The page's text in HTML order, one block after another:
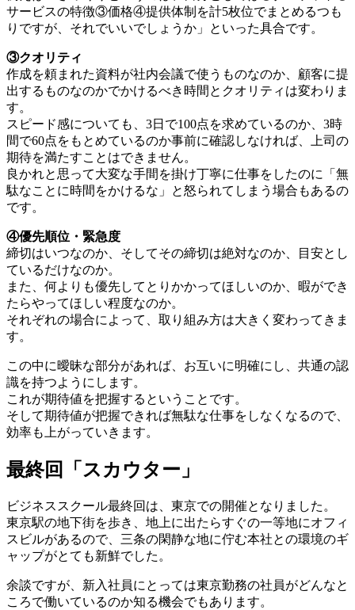
サービスの特徴③価格④提供体制を計5枚位でまとめるつも
りですが、それでいいでしょうか」といった具合です。
③クオリティ
作成を頼まれた資料が社内会議で使うものなのか、顧客に提
出するものなのかでかけるべき時間とクオリティは変わりま
す。
スピード感についても、3日で100点を求めているのか、3時
間で60点をもとめているのか事前に確認しなければ、上司の
期待を満たすことはできません。
良かれと思って大変な手間を掛け丁寧に仕事をしたのに「無
駄なことに時間をかけるな」と怒られてしまう場合もあるの
です。
④優先順位・緊急度
締切はいつなのか、そしてその締切は絶対なのか、目安とし
ているだけなのか。
また、何よりも優先してとりかかってほしいのか、暇ができ
たらやってほしい程度なのか。
それぞれの場合によって、取り組み方は大きく変わってきま
す。
この中に曖昧な部分があれば、お互いに明確にし、共通の認
識を持つようにします。
これが期待値を把握するということです。
そして期待値が把握できれば無駄な仕事をしなくなるので、
効率も上がっていきます。
最終回「スカウター」
ビジネススクール最終回は、東京での開催となりました。
東京駅の地下街を歩き、地上に出たらすぐの一等地にオフィ
スビルがあるので、三条の閑静な地に佇む本社との環境のギ
ャップがとても新鮮でした。
余談ですが、新入社員にとっては東京勤務の社員がどんなと
ころで働いているのか知る機会でもあります。